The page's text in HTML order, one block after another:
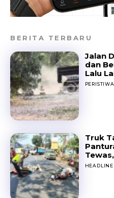
BERITA TERBARU
Jalan
dan
Lalu
PERISTIWA
Truk
HEADLINE